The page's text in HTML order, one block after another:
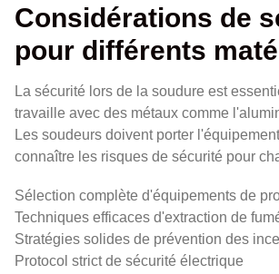
Considérations de
pour différents
La sécurité lors de la soudure est
travaille avec des métaux comme
Les soudeurs doivent porter
connaître les risques de sécurité pour
Sélection complète d'équipements de
Techniques efficaces d'extraction de
Stratégies solides de prévention des
Protocol strict de sécurité électrique